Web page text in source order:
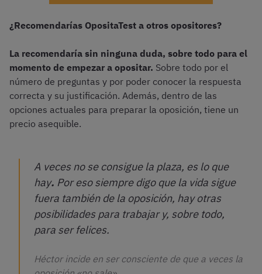
¿Recomendarías OpositaTest a otros opositores?
La recomendaría sin ninguna duda, sobre todo para el
momento de empezar a opositar. Sobre todo por el
número de preguntas y por poder conocer la respuesta
correcta y su justificación. Además, dentro de las
opciones actuales para preparar la oposición, tiene un
precio asequible.
A veces no se consigue la plaza, es lo que
hay. Por eso siempre digo que la vida sigue
fuera también de la oposición, hay otras
posibilidades para trabajar y, sobre todo,
para ser felices.
Héctor incide en ser consciente de que a veces la